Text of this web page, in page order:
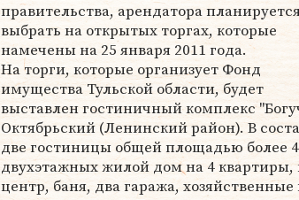
правительства, арендатора
выбрать на открытых торгах, которые
намечены на 25 января 2011 года.
На торги, которые организует Фонд
имущества Тульской области, будет
выставлен гостиничный комплекс
Октябрьский (Ленинский район). В
две гостиницы общей площадью более
двухэтажных жилой дом на 4 квартиры,
центр, баня, два гаража,